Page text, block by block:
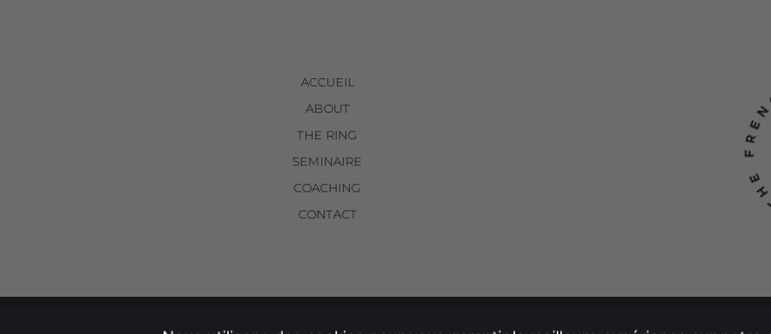
ACCUEIL
ABOUT
THE RING
SEMINAIRE
COACHING
CONTACT